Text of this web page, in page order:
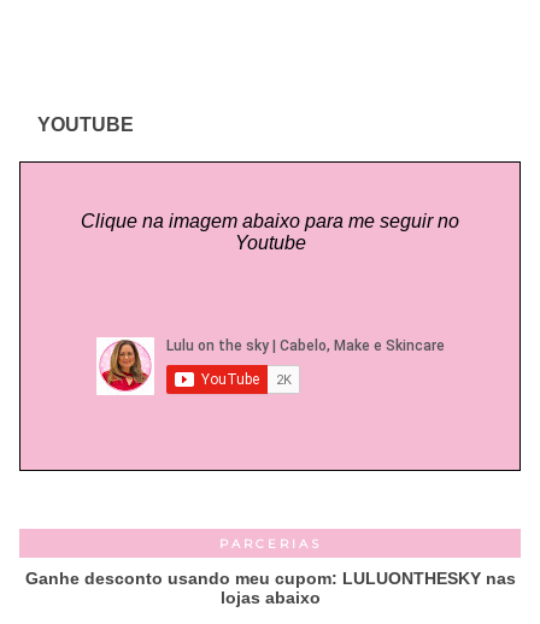
YOUTUBE
Clique na imagem abaixo para me seguir no
Youtube
PARCERIAS
Ganhe desconto usando meu cupom: LULUONTHESKY nas
lojas abaixo